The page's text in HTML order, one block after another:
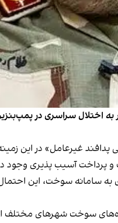
سراسری در
پدافند غیرعامل» در این
و پرداخت آسیب پذیری
سامانه سوخت، این